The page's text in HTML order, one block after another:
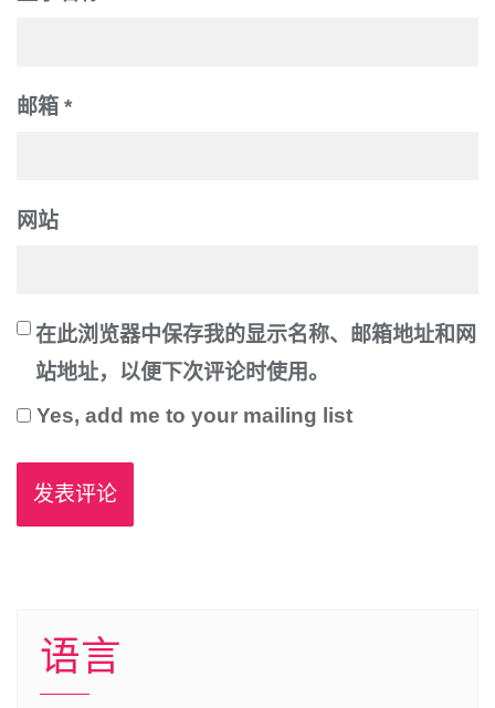
邮箱 *
网站
在此浏览器中保存我的显示名称、邮箱地址和网
站地址，以便下次评论时使用。
Yes, add me to your mailing list
语言